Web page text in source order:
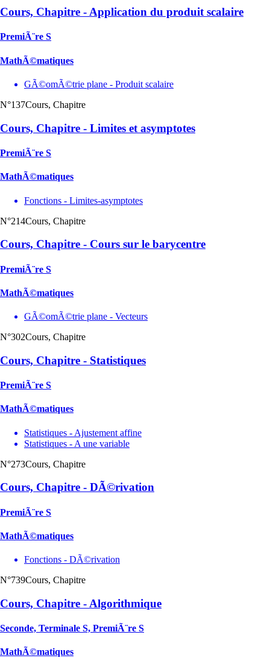
Cours, Chapitre - Application du produit scalaire
PremiÃ¨re S
MathÃ©matiques
GÃ©omÃ©trie plane - Produit scalaire
N°137Cours, Chapitre
Cours, Chapitre - Limites et asymptotes
PremiÃ¨re S
MathÃ©matiques
Fonctions - Limites-asymptotes
N°214Cours, Chapitre
Cours, Chapitre - Cours sur le barycentre
PremiÃ¨re S
MathÃ©matiques
GÃ©omÃ©trie plane - Vecteurs
N°302Cours, Chapitre
Cours, Chapitre - Statistiques
PremiÃ¨re S
MathÃ©matiques
Statistiques - Ajustement affine
Statistiques - A une variable
N°273Cours, Chapitre
Cours, Chapitre - DÃ©rivation
PremiÃ¨re S
MathÃ©matiques
Fonctions - DÃ©rivation
N°739Cours, Chapitre
Cours, Chapitre - Algorithmique
Seconde, Terminale S, PremiÃ¨re S
MathÃ©matiques